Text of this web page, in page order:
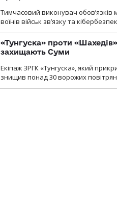
Тимчасовий виконувач обов’язків
воїнів військ зв’язку та
«Тунгуска» проти
захищають Суми
Екіпаж ЗРГК «Тунгуска», який
знищив понад 30 ворожих